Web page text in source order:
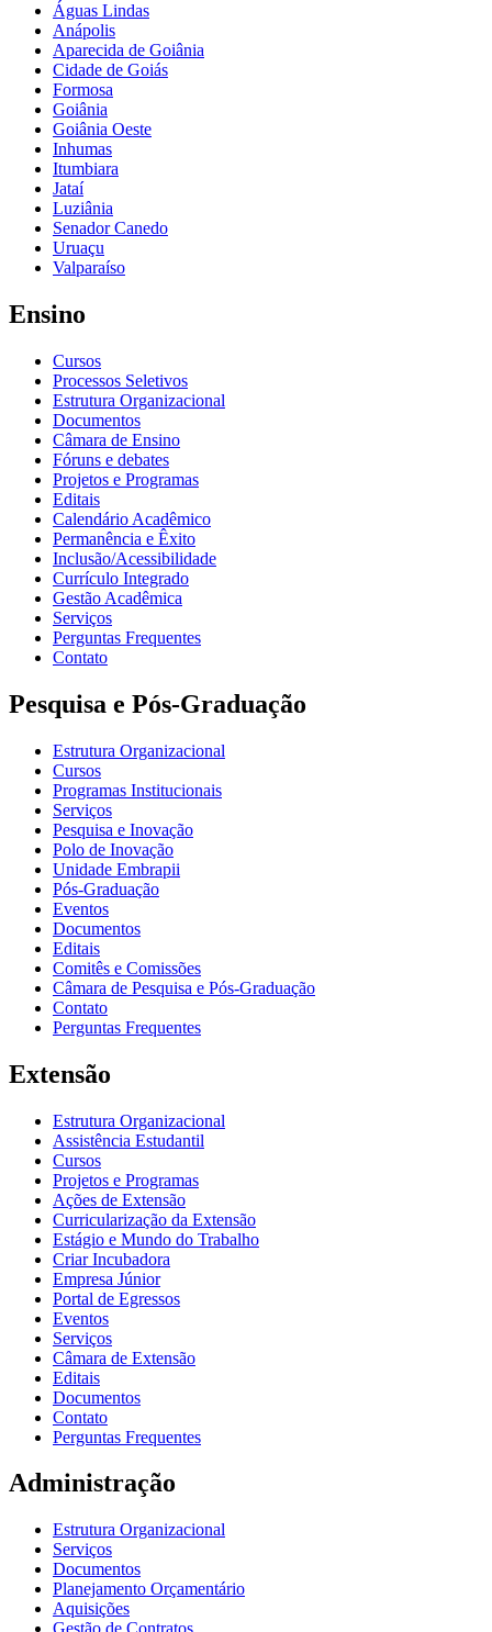
Águas Lindas
Anápolis
Aparecida de Goiânia
Cidade de Goiás
Formosa
Goiânia
Goiânia Oeste
Inhumas
Itumbiara
Jataí
Luziânia
Senador Canedo
Uruaçu
Valparaíso
Ensino
Cursos
Processos Seletivos
Estrutura Organizacional
Documentos
Câmara de Ensino
Fóruns e debates
Projetos e Programas
Editais
Calendário Acadêmico
Permanência e Êxito
Inclusão/Acessibilidade
Currículo Integrado
Gestão Acadêmica
Serviços
Perguntas Frequentes
Contato
Pesquisa e Pós-Graduação
Estrutura Organizacional
Cursos
Programas Institucionais
Serviços
Pesquisa e Inovação
Polo de Inovação
Unidade Embrapii
Pós-Graduação
Eventos
Documentos
Editais
Comitês e Comissões
Câmara de Pesquisa e Pós-Graduação
Contato
Perguntas Frequentes
Extensão
Estrutura Organizacional
Assistência Estudantil
Cursos
Projetos e Programas
Ações de Extensão
Curricularização da Extensão
Estágio e Mundo do Trabalho
Criar Incubadora
Empresa Júnior
Portal de Egressos
Eventos
Serviços
Câmara de Extensão
Editais
Documentos
Contato
Perguntas Frequentes
Administração
Estrutura Organizacional
Serviços
Documentos
Planejamento Orçamentário
Aquisições